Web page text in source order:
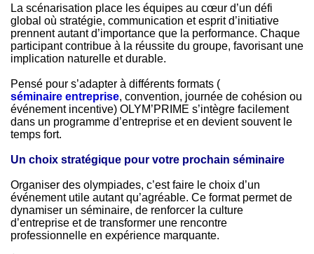
La scénarisation place les équipes au cœur d’un défi
global où stratégie, communication et esprit d’initiative
prennent autant d’importance que la performance. Chaque
participant contribue à la réussite du groupe, favorisant une
implication naturelle et durable.
Pensé pour s’adapter à différents formats (
séminaire entreprise, convention, journée de cohésion ou
événement incentive) OLYM’PRIME s’intègre facilement
dans un programme d’entreprise et en devient souvent le
temps fort.
Un choix stratégique pour votre prochain séminaire
Organiser des olympiades, c’est faire le choix d’un
événement utile autant qu’agréable. Ce format permet de
dynamiser un séminaire, de renforcer la culture
d’entreprise et de transformer une rencontre
professionnelle en expérience marquante.